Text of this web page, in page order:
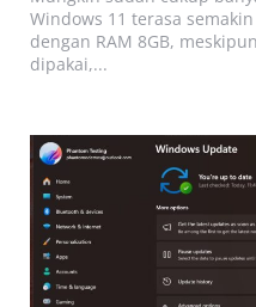
Windows 11 terasa
dengan RAM 8GB,
dipakai,...